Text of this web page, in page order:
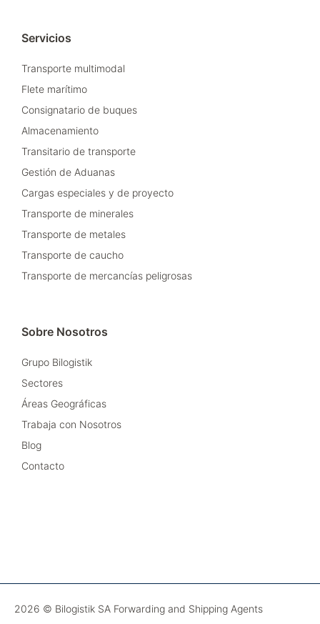
Servicios
Transporte multimodal
Flete marítimo
Consignatario de buques
Almacenamiento
Transitario de transporte
Gestión de Aduanas
Cargas especiales y de proyecto
Transporte de minerales
Transporte de metales
Transporte de caucho
Transporte de mercancías peligrosas
Sobre Nosotros
Grupo Bilogistik
Sectores
Áreas Geográficas
Trabaja con Nosotros
Blog
Contacto
2026 © Bilogistik SA Forwarding and Shipping Agents